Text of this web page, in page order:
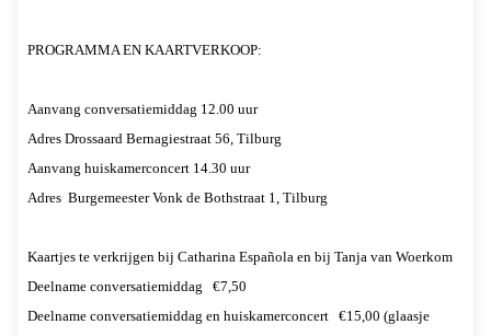
PROGRAMMA EN KAARTVERKOOP:
Aanvang conversatiemiddag 12.00 uur
Adres Drossaard Bernagiestraat 56, Tilburg
Aanvang huiskamerconcert 14.30 uur
Adres Burgemeester Vonk de Bothstraat 1, Tilburg
Kaartjes te verkrijgen bij Catharina Española en bij Tanja van Woerkom
Deelname conversatiemiddag
€7,50
Deelname conversatiemiddag en huiskamerconcert
€15,00 (glaasje